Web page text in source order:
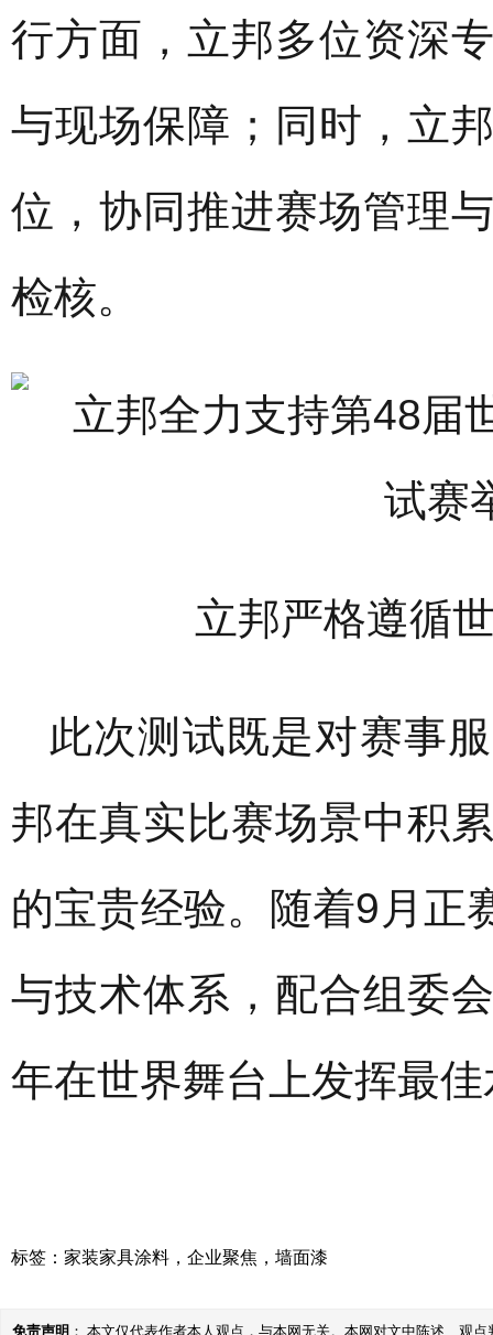
行方面，立邦多位资深
与现场保障；同时，立
位，协同推进赛场管理
检核。
立邦严格遵循
此次测试既是对赛事
邦在真实比赛场景中积
的宝贵经验。随着9月正
与技术体系，配合组委
年在世界舞台上发挥最
标签： 家装家具涂料 ， 企业聚焦 ， 墙面漆
免责声明 ： 本文仅代表作者本人观点，与本网无关。本网对文中陈述、观